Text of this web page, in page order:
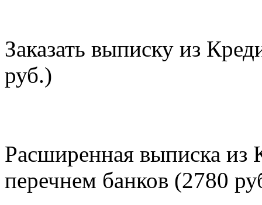
Заказать выписку из
руб.)
Расширенная выписка из
перечнем банков (2780